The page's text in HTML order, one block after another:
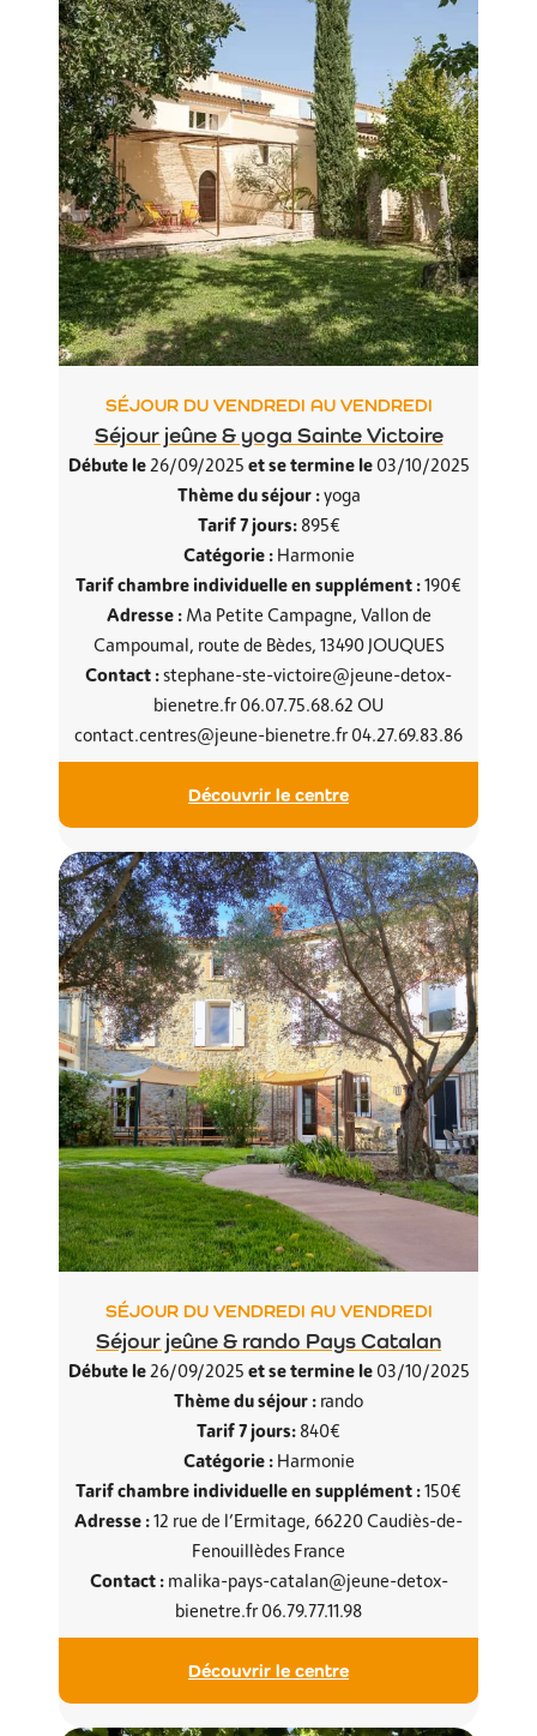
SÉJOUR DU VENDREDI AU VENDREDI
Séjour jeûne & yoga Sainte Victoire
Débute le26/09/2025 et se termine le03/10/2025
Thème du séjour :yoga
Tarif 7 jours:895€
Catégorie :Harmonie
Tarif chambre individuelle en supplément :190€
Adresse :Ma Petite Campagne, Vallon de
Campoumal, route de Bèdes, 13490 JOUQUES
Contact :stephane-ste-victoire@jeune-detox-
bienetre.fr 06.07.75.68.62 OU
contact.centres@jeune-bienetre.fr 04.27.69.83.86
Découvrir le centre
SÉJOUR DU VENDREDI AU VENDREDI
Séjour jeûne & rando Pays Catalan
Débute le26/09/2025 et se termine le03/10/2025
Thème du séjour : rando
Tarif 7 jours: 840€
Catégorie :Harmonie
Tarif chambre individuelle en supplément :150€
Adresse :12 rue de l’Ermitage, 66220 Caudiès-de-
Fenouillèdes France
Contact :malika-pays-catalan@jeune-detox-
bienetre.fr 06.79.77.11.98
Découvrir le centre